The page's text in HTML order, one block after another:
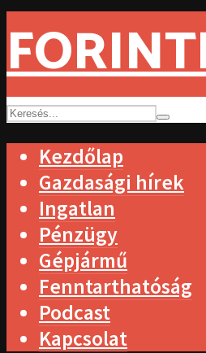
Kezdőlap
Gazdasági hírek
Ingatlan
Pénzügy
Gépjármű
Fenntarthatóság
Podcast
Kapcsolat